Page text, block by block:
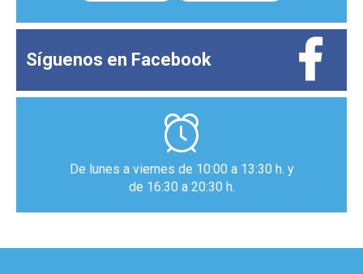
Síguenos en Facebook
De lunes a viernes de 10:00 a 13:30 h. y
de 16:30 a 20:30 h.